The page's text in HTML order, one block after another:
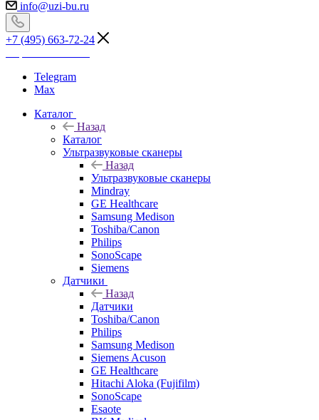
info@uzi-bu.ru
+7 (495) 663-72-24
Telegram
Max
Каталог
Назад
Каталог
Ультразвуковые сканеры
Назад
Ультразвуковые сканеры
Mindray
GE Healthcare
Samsung Medison
Toshiba/Canon
Philips
SonoScape
Siemens
Датчики
Назад
Датчики
Toshiba/Canon
Philips
Samsung Medison
Siemens Acuson
GE Healthcare
Hitachi Aloka (Fujifilm)
SonoScape
Esaote